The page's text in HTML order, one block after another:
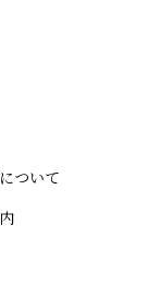
ついて